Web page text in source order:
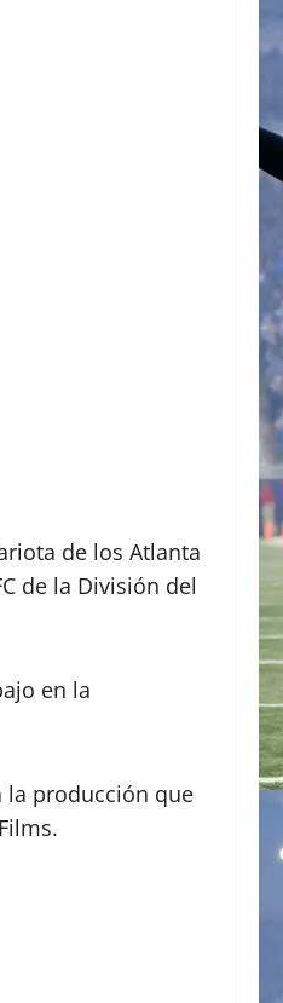
de los Atlanta
de la División del
en la
la producción que